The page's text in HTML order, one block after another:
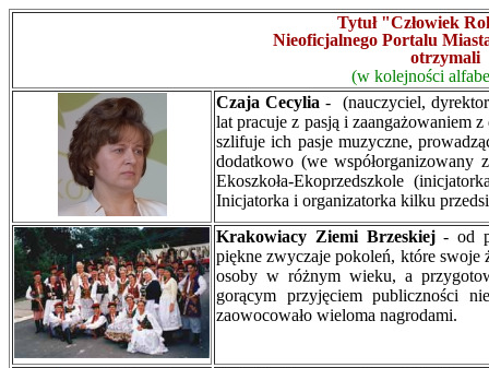
Tytuł "Człowiek
Nieoficjalnego Portalu
otrzymali
(w kolejności
Czaja Cecylia- (nauczyciel,
lat pracuje z pasją i zaangażowaniem
szlifuje ich pasje muzyczne,
dodatkowo (we
Ekoszkoła-Ekoprzedszkole
Inicjatorka i organizatorka kilku
Krakowiacy Ziemi Brzeskiej- od
piękne zwyczaje pokoleń, które swoje
osoby w różnym wieku, a
gorącym przyjęciem publiczności
zaowocowało wieloma nagrodami.